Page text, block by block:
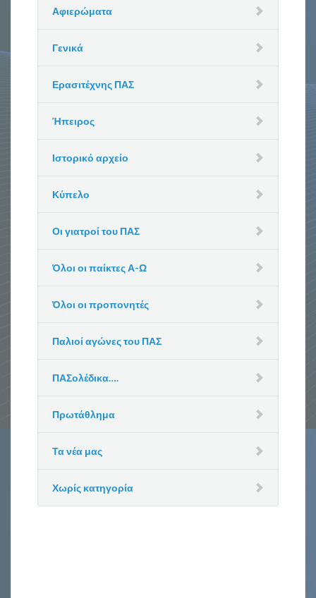
Αφιερώματα
Γενικά
Ερασιτέχνης ΠΑΣ
Ήπειρος
Ιστορικό αρχείο
Κύπελο
Οι γιατροί του ΠΑΣ
Όλοι οι παίκτες Α-Ω
Όλοι οι προπονητές
Παλιοί αγώνες του ΠΑΣ
ΠΑΣολέδικα….
Πρωτάθλημα
Τα νέα μας
Χωρίς κατηγορία